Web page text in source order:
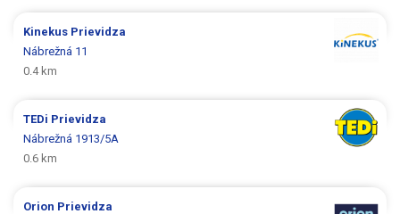
Kinekus Prievidza
Nábrežná 11
0.4 km
TEDi Prievidza
Nábrežná 1913/5A
0.6 km
Orion Prievidza